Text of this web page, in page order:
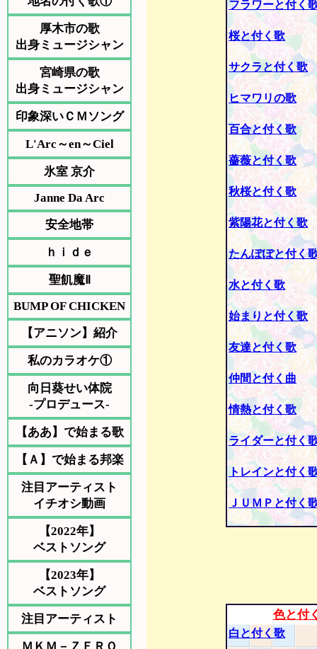
厚木市の歌
出身ミュージシャン
宮崎県の歌
出身ミュージシャン
印象深いＣＭソング
L'Arc～en～Ciel
氷室 京介
Janne Da Arc
安全地帯
ｈｉｄｅ
聖飢魔Ⅱ
BUMP OF CHICKEN
【アニソン】紹介
私のカラオケ①
向日葵せい体院
-プロデュース-
【ああ】で始まる歌
【Ａ】で始まる邦楽
注目アーティスト
イチオシ動画
【2022年】
ベストソング
【2023年】
ベストソング
注目アーティスト
フラワーと付く
桜と付く歌
サクラと付く歌
ヒマワリの歌
百合と付く歌
薔薇と付く歌
秋桜と付く歌
紫陽花と付く歌
たんぽぽと付く
水と付く歌
始まりと付く歌
友達と付く歌
仲間と付く曲
情熱と付く歌
ライダーと付く
トレインと付く
ＪＵＭＰと付く
色と付
白と付く歌